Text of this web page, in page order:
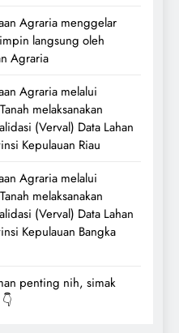
Agraria menggelar
langsung oleh
Agraria
Agraria melalui
melaksanakan
(Verval) Data Lahan
Kepulauan Riau
Agraria melalui
melaksanakan
(Verval) Data Lahan
Kepulauan Bangka
penting nih, simak